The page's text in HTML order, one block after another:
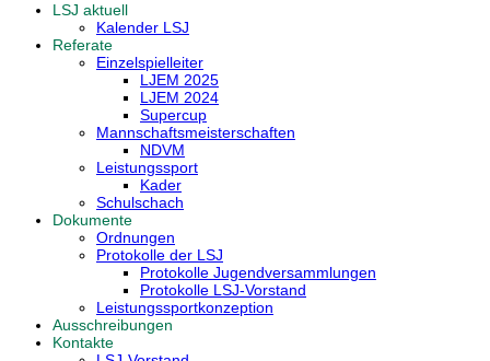
LSJ aktuell
Kalender LSJ
Referate
Einzelspielleiter
LJEM 2025
LJEM 2024
Supercup
Mannschaftsmeisterschaften
NDVM
Leistungssport
Kader
Schulschach
Dokumente
Ordnungen
Protokolle der LSJ
Protokolle Jugendversammlungen
Protokolle LSJ-Vorstand
Leistungssportkonzeption
Ausschreibungen
Kontakte